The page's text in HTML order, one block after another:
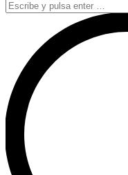
Buscar: